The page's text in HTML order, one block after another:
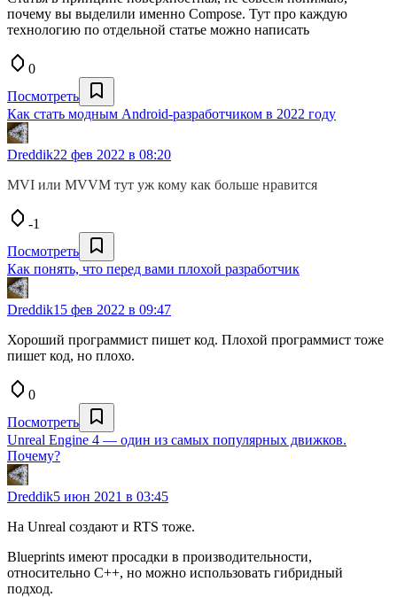
почему вы выделили именно Compose. Тут про каждую
технологию по отдельной статье можно написать
0
Посмотреть
Как стать модным Android-разработчиком в 2022 году
Dreddik22 фев 2022 в 08:20
MVI или MVVM тут уж кому как больше нравится
-1
Посмотреть
Как понять, что перед вами плохой разработчик
Dreddik15 фев 2022 в 09:47
Хороший программист пишет код. Плохой программист тоже
пишет код, но плохо.
0
Посмотреть
Unreal Engine 4 — один из самых популярных движков.
Почему?
Dreddik5 июн 2021 в 03:45
На Unreal создают и RTS тоже.
Blueprints имеют просадки в производительности,
относительно C++, но можно использовать гибридный
подход.